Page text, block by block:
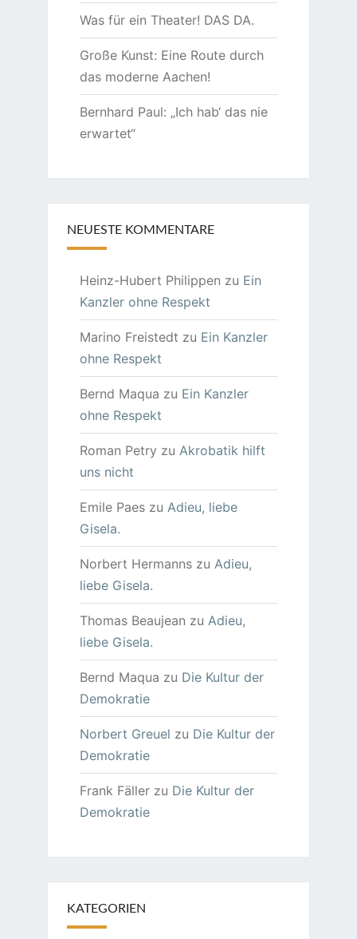
Was für ein Theater! DAS DA.
Große Kunst: Eine Route durch
das moderne Aachen!
Bernhard Paul: „Ich hab‘ das nie
erwartet“
NEUESTE KOMMENTARE
Heinz-Hubert Philippen zu Ein
Kanzler ohne Respekt
Marino Freistedt zu Ein Kanzler
ohne Respekt
Bernd Maqua zu Ein Kanzler
ohne Respekt
Roman Petry zu Akrobatik hilft
uns nicht
Emile Paeszu Adieu, liebe
Gisela.
Norbert Hermannszu Adieu,
liebe Gisela.
Thomas Beaujean zu Adieu,
liebe Gisela.
Bernd Maqua zu Die Kultur der
Demokratie
Norbert Greuel zu Die Kultur der
Demokratie
Frank Fällerzu Die Kultur der
Demokratie
KATEGORIEN